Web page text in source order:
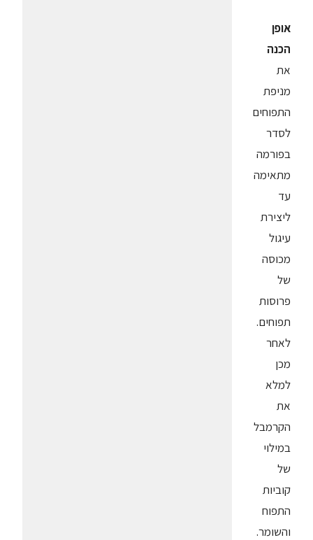
אופן
הכנה
את
מניפת
התפוחים
לסדר
בפורמה
מתאימה
עד
ליצירת
עיגול
מכוסה
של
פרוסות
תפוחים.
לאחר
מכן
למלא
את
הקרמבל
במילוי
של
קוביות
התפוח
והשומר.